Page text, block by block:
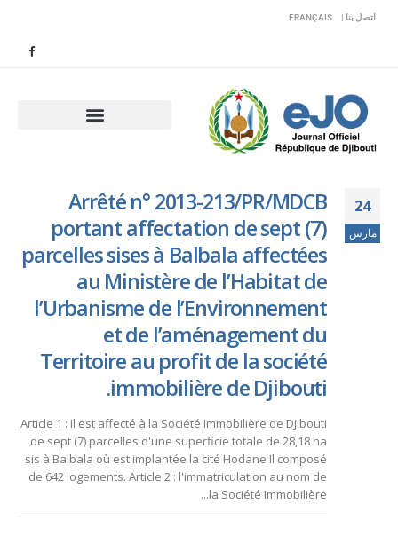
اتصل بنا | FRANÇAIS
24
مارس
Arrêté n° 2013-213/PR/MDCB
portant affectation de sept (7)
parcelles sises à Balbala affectées
au Ministère de l’Habitat de
l’Urbanisme de l’Environnement
et de l’aménagement du
Territoire au profit de la société
immobilière de Djibouti.
Article 1 : Il est affecté à la Société Immobilière de Djibouti
de sept (7) parcelles d'une superficie totale de 28,18 ha
sis à Balbala où est implantée la cité Hodane Il composé
de 642 logements. Article 2 : l'immatriculation au nom de
la Société Immobilière...